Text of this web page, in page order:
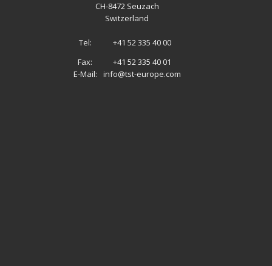
CH-8472 Seuzach
Switzerland
Tel:
+41 52 335 40 00
Fax:
+41 52 335 40 01
E-Mail:
info@tst-europe.com